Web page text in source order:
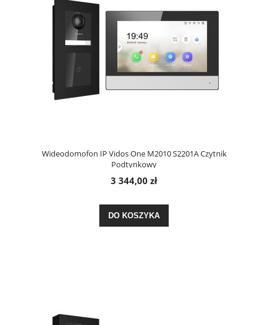
Wideodomofon IP Vidos One M2010 S2201A Czytnik
Podtynkowy
3 344,00 zł
DO KOSZYKA